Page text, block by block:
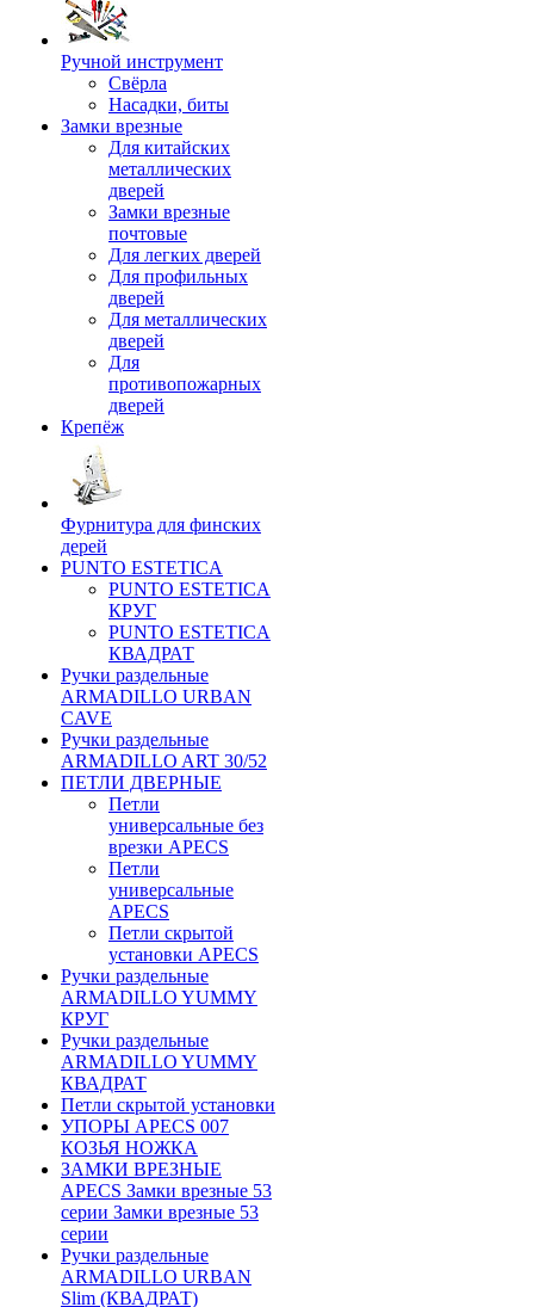
Ручной инструмент
Свёрла
Насадки, биты
Замки врезные
Для китайских
металлических
дверей
Замки врезные
почтовые
Для легких дверей
Для профильных
дверей
Для металлических
дверей
Для
противопожарных
дверей
Крепёж
Фурнитура для финских
дерей
PUNTO ESTETICA
PUNTO ESTETICA
КРУГ
PUNTO ESTETICA
КВАДРАТ
Ручки раздельные
ARMADILLO URBAN
CAVE
Ручки раздельные
ARMADILLO ART 30/52
ПЕТЛИ ДВЕРНЫЕ
Петли
универсальные без
врезки APECS
Петли
универсальные
APECS
Петли скрытой
установки APECS
Ручки раздельные
ARMADILLO YUMMY
КРУГ
Ручки раздельные
ARMADILLO YUMMY
КВАДРАТ
Петли скрытой установки
УПОРЫ APECS 007
КОЗЬЯ НОЖКА
ЗАМКИ ВРЕЗНЫЕ
APECS Замки врезные 53
серии Замки врезные 53
серии
Ручки раздельные
ARMADILLO URBAN
Slim (КВАДРАТ)